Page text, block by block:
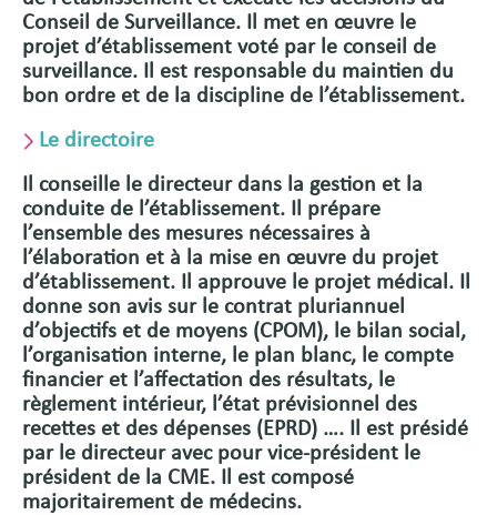
Conseil de Surveillance. Il met en œuvre le
projet d’établissement voté par le conseil de
surveillance. Il est responsable du maintien du
bon ordre et de la discipline de l’établissement.
Le directoire
Il conseille le directeur dans la gestion et la
conduite de l’établissement. Il prépare
l’ensemble des mesures nécessaires à
l’élaboration et à la mise en œuvre du projet
d’établissement. Il approuve le projet médical. Il
donne son avis sur le contrat pluriannuel
d’objectifs et de moyens (CPOM), le bilan social,
l’organisation interne, le plan blanc, le compte
financier et l’affectation des résultats, le
règlement intérieur, l’état prévisionnel des
recettes et des dépenses (EPRD) …. Il est présidé
par le directeur avec pour vice-président le
président de la CME. Il est composé
majoritairement de médecins.